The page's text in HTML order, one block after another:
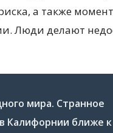
а также
Люди делают
мира. Странное
Калифорнии ближе к